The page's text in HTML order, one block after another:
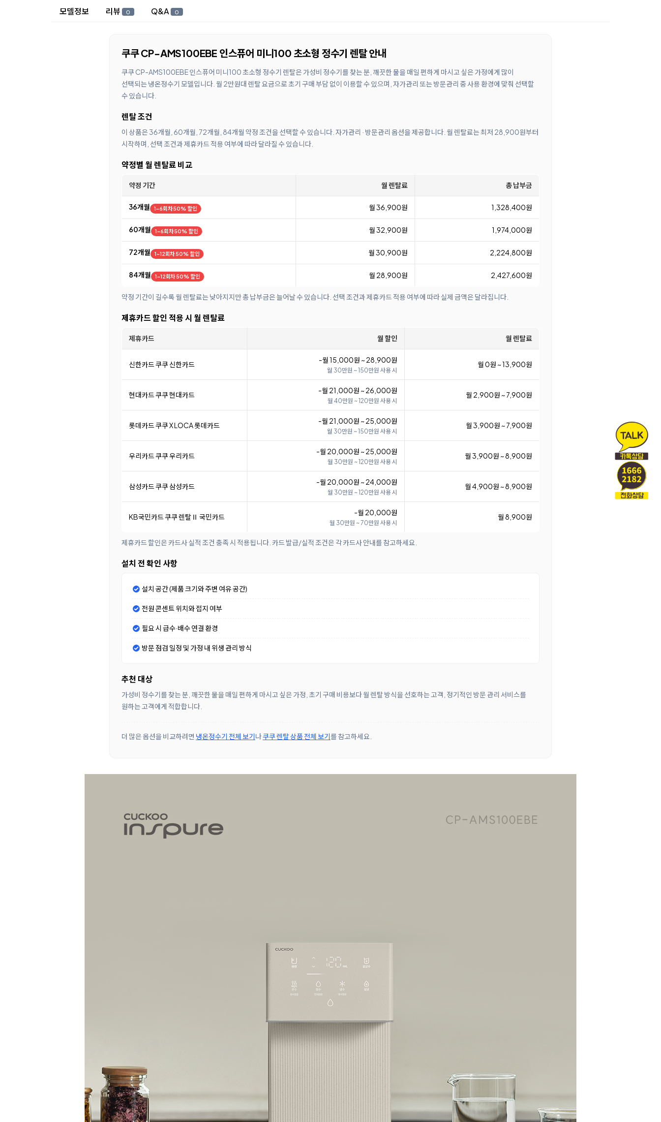
상세 정보
모델정보 리뷰 0 Q&A 0
쿠쿠 CP-AMS100EBE 인스퓨어 미니100 초소형 정수기 렌탈 안내
쿠쿠 CP-AMS100EBE 인스퓨어 미니100 초소형 정수기 렌탈은 가성비 정수기를 찾는 분, 깨끗한 물을 매일 편하게 마시고 싶은 가정에게 많이
선택되는 냉온정수기 모델입니다. 월 2만원대 렌탈 요금으로 초기 구매 부담 없이 이용할 수 있으며, 자가관리 또는 방문관리 중 사용 환경에 맞춰 선택할
수 있습니다.
렌탈 조건
이 상품은 36개월, 60개월, 72개월, 84개월 약정 조건을 선택할 수 있습니다. 자가관리 · 방문관리 옵션을 제공합니다. 월 렌탈료는 최저 28,900원부터
시작하며, 선택 조건과 제휴카드 적용 여부에 따라 달라질 수 있습니다.
약정별 월 렌탈료 비교
약정 기간 월 렌탈료 총 납부금
36개월 1~6회차 50% 할인 월 36,900원 1,328,400원
60개월 1~6회차 50% 할인 월 32,900원 1,974,000원
72개월 1~12회차 50% 할인 월 30,900원 2,224,800원
84개월 1~12회차 50% 할인 월 28,900원 2,427,600원
약정 기간이 길수록 월 렌탈료는 낮아지지만 총 납부금은 늘어날 수 있습니다. 선택 조건과 제휴카드 적용 여부에 따라 실제 금액은 달라집니다.
제휴카드 할인 적용 시 월 렌탈료
제휴카드 월 할인 월 렌탈료
신한카드 쿠쿠 신한카드 -월 15,000원 ~ 28,900원
월 30만원 ~ 150만원 사용 시
월 0원 ~ 13,900원
현대카드 쿠쿠 현대카드 -월 21,000원 ~ 26,000원
월 40만원 ~ 120만원 사용 시
월 2,900원 ~ 7,900원
롯데카드 쿠쿠 X LOCA 롯데카드 -월 21,000원 ~ 25,000원
월 30만원 ~ 150만원 사용 시
월 3,900원 ~ 7,900원
우리카드 쿠쿠 우리카드 -월 20,000원 ~ 25,000원
월 30만원 ~ 120만원 사용 시
월 3,900원 ~ 8,900원
삼성카드 쿠쿠 삼성카드 -월 20,000원 ~ 24,000원
월 30만원 ~ 120만원 사용 시
월 4,900원 ~ 8,900원
KB국민카드 쿠쿠 렌탈Ⅱ 국민카드 -월 20,000원
월 30만원 ~ 70만원 사용 시
월 8,900원
제휴카드 할인은 카드사 실적 조건 충족 시 적용됩니다. 카드 발급/실적 조건은 각 카드사 안내를 참고하세요.
설치 전 확인 사항
설치 공간 (제품 크기와 주변 여유 공간)
전원 콘센트 위치와 접지 여부
필요 시 급수·배수 연결 환경
방문 점검 일정 및 가정 내 위생 관리 방식
추천 대상
가성비 정수기를 찾는 분, 깨끗한 물을 매일 편하게 마시고 싶은 가정, 초기 구매 비용보다 월 렌탈 방식을 선호하는 고객, 정기적인 방문 관리 서비스를
원하는 고객에게 적합합니다.
더 많은 옵션을 비교하려면 냉온정수기 전체 보기나쿠쿠 렌탈 상품 전체 보기를 참고하세요.